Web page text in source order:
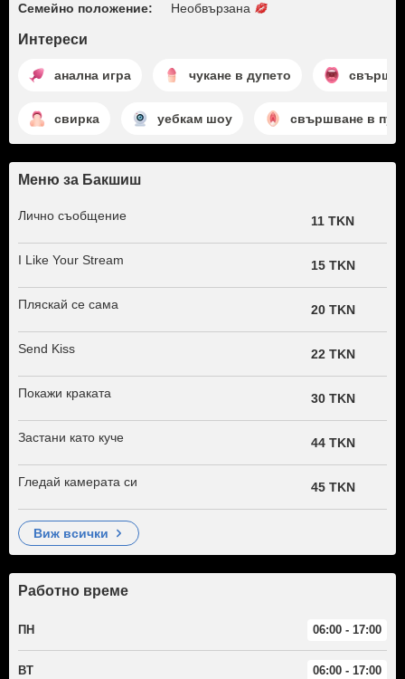
Семейно положение: Необвързана
Интереси
анална игра чукане в дупето
свирка уебкам шоу свършване в
Меню за Бакшиш
Лично съобщение 11 TKN
I Like Your Stream 15 TKN
Пляскай се сама 20 TKN
Send Kiss 22 TKN
Покажи краката 30 TKN
Застани като куче 44 TKN
Гледай камерата си 45 TKN
виж всички
Работно време
ПН 06:00 - 17:00
ВТ 06:00 - 17:00